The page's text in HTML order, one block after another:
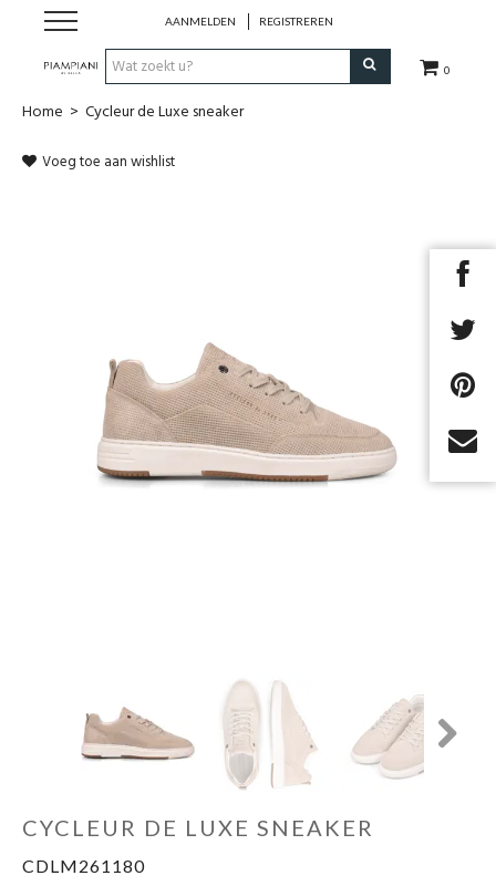
0
AANMELDEN REGISTREREN
Nieuwe Collectie
Accessoires
Home > Cycleur de Luxe sneaker
Voeg toe aan wishlist
Next
CYCLEUR DE LUXE SNEAKER
CDLM261180